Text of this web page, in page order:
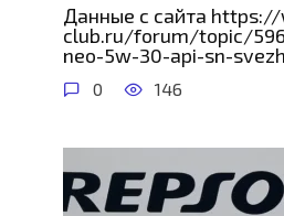
Данные с сайта
club.ru/forum/topic/
neo-5w-30-api-sn-
0 146